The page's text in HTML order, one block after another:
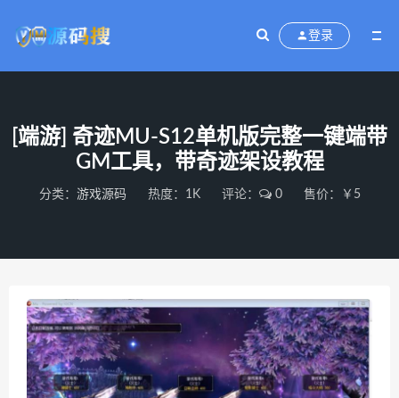
登录
[端游] 奇迹MU-S12单机版完整一键端带
GM工具，带奇迹架设教程
分类： 游戏源码 热度：1K 评论： 0 售价：￥5